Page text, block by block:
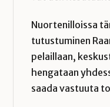
Nuortenilloissa
tutustuminen
pelaillaan,
hengataan
saada vastuuta